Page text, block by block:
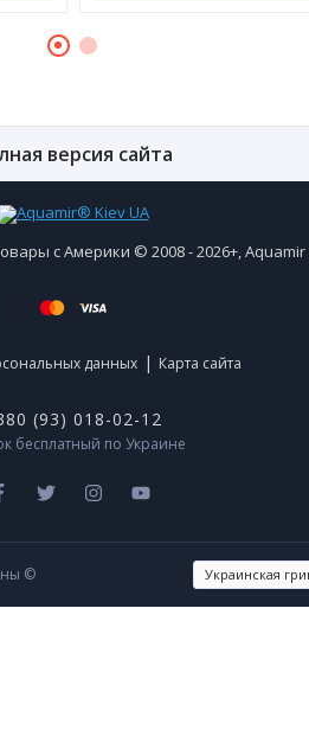
версия сайта
с Америки © 2008 - 2026+,
данных | Карта сайта
(93) 018-02-12
бесплатный по Украине
©